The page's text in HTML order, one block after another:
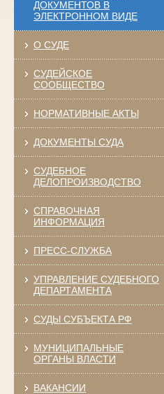
ДОКУМЕНТОВ В
ЭЛЕКТРОННОМ ВИДЕ
О СУДЕ
СУДЕЙСКОЕ
СООБЩЕСТВО
НОРМАТИВНЫЕ АКТЫ
ДОКУМЕНТЫ СУДА
СУДЕБНОЕ
ДЕЛОПРОИЗВОДСТВО
СПРАВОЧНАЯ
ИНФОРМАЦИЯ
ПРЕСС-СЛУЖБА
УПРАВЛЕНИЕ СУДЕБНОГО
ДЕПАРТАМЕНТА
СУДЫ СУБЪЕКТА РФ
МУНИЦИПАЛЬНЫЕ
ОРГАНЫ ВЛАСТИ
ВАКАНСИИ